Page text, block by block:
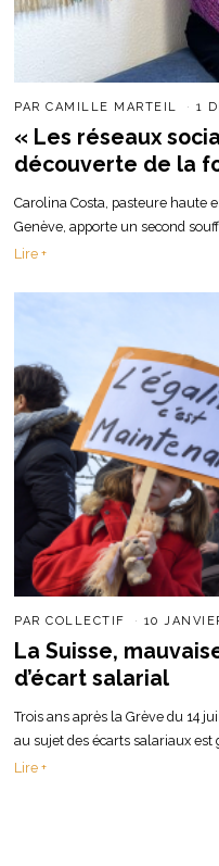
PARCAMILLE MARTEIL 1
« Les réseaux
découverte de la
Carolina Costa, pasteure haute
Genève, apporte un second
Lire +
PARCOLLECTIF 10
La Suisse,
d’écart salarial
Trois ans après la Grève du 14
au sujet des écarts salariaux
Lire +